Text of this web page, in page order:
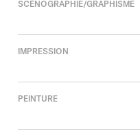
SCÉNOGRAPHIE/GRAPHISME
IMPRESSION
PEINTURE